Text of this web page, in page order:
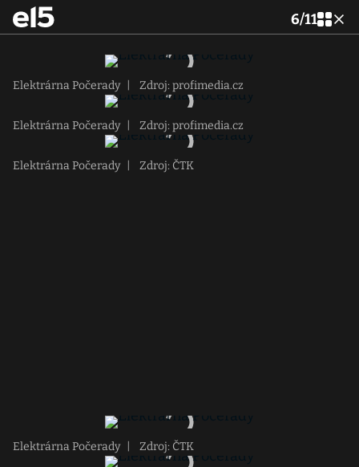
6/11
Elektrárna Počerady Zdroj: profimedia.cz
Elektrárna Počerady Zdroj: profimedia.cz
Elektrárna Počerady Zdroj: ČTK
Elektrárna Počerady Zdroj: ČTK